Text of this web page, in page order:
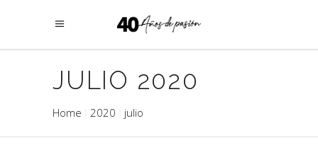
JULIO 2020
Home 2020 julio